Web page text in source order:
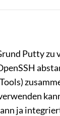
Putty zu
ja